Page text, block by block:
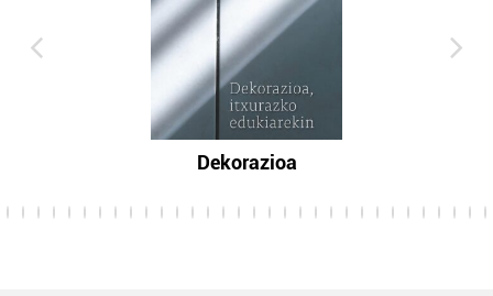
Dekorazioa